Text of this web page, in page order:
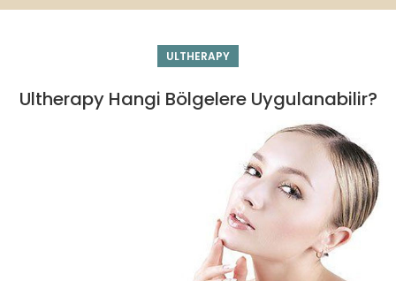
ULTHERAPY
Ultherapy Hangi Bölgelere Uygulanabilir?